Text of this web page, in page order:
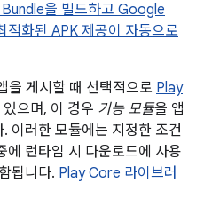
을 빌드하고 Google
적화된 APK 제공이 자동으로
을 게시할 때 선택적으로 Play
으며, 이 경우 기능 모듈을 앱
이러한 모듈에는 지정한 조건
에 런타임 시 다운로드에 사용
됩니다. Play Core 라이브러